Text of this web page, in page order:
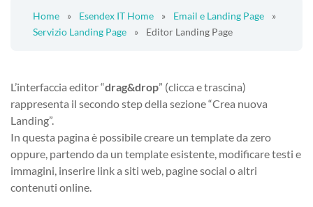
Home » Esendex IT Home » Email e Landing Page
»
Servizio Landing Page
» Editor Landing Page
L’interfaccia editor “drag&drop” (clicca e trascina)
rappresenta il secondo step della sezione “Crea nuova
Landing”.
In questa pagina è possibile creare un template da zero
oppure, partendo da un template esistente, modificare testi e
immagini, inserire link a siti web, pagine social o altri
contenuti online.